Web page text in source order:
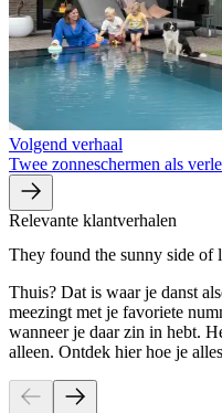
Volgend verhaal
Twee zonneschermen als
Relevante klantverhalen
They found the sunny side of
Thuis? Dat is waar je danst
meezingt met je favoriete
wanneer je daar zin in hebt.
alleen. Ontdek hier hoe je